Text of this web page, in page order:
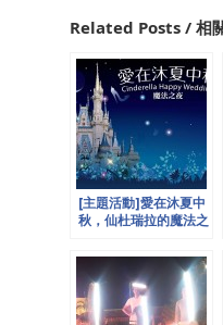
Related Posts / 相
[主題活動]愛在沐夏中
秋，仙杜瑞拉的魔法之